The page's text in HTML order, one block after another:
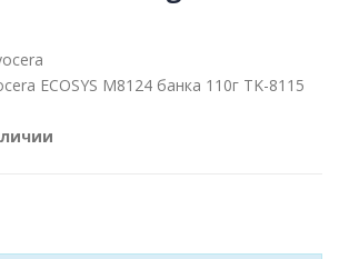
ECOSYS M8124 банка 110г TK-8115